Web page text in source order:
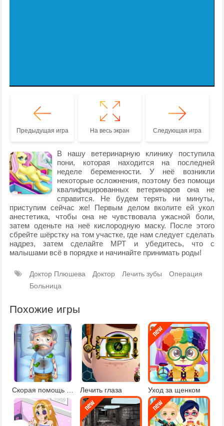
Предыдущая игра На весь экран Следующая игра
В нашу ветеринарную клинику поступила
пони, которая находится на последней
неделе беременности. У неё возникли
некоторые осложнения, поэтому без помощи
квалифицированных ветеринаров она не
справится. Не будем терять ни минуты,
приступим сейчас же! Первым делом вколите ей укол
анестетика, чтобы она не чувствовала ужасной боли,
затем оденьте на неё кислородную маску. После этого
сбрейте шёрстку на том участке, где нам следует сделать
надрез, затем сделайте МРТ и убедитесь, что с
малышами всё в порядке и начинайте принимать роды!
Доктор Плюшева Доктор Лечить зубы
Операция
Больница
Похожие игры
Лечить глаза Уход за щенком